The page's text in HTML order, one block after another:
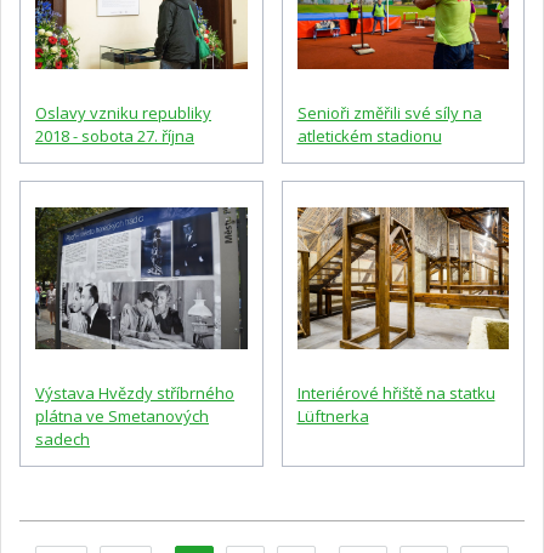
Oslavy vzniku republiky
2018 - sobota 27. října
Senioři změřili své síly na
atletickém stadionu
Výstava Hvězdy stříbrného
plátna ve Smetanových
sadech
Interiérové hřiště na statku
Lüftnerka